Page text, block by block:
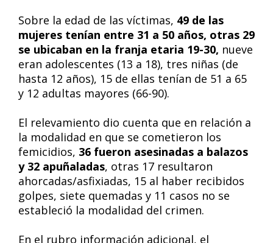
Sobre la edad de las víctimas, 49 de las
mujeres tenían entre 31 a 50 años, otras 29
se ubicaban en la franja etaria 19-30, nueve
eran adolescentes (13 a 18), tres niñas (de
hasta 12 años), 15 de ellas tenían de 51 a 65
y 12 adultas mayores (66-90).
El relevamiento dio cuenta que en relación a
la modalidad en que se cometieron los
femicidios, 36 fueron asesinadas a balazos
y 32 apuñaladas, otras 17 resultaron
ahorcadas/asfixiadas, 15 al haber recibidos
golpes, siete quemadas y 11 casos no se
estableció la modalidad del crimen.
En el rubro información adicional, el